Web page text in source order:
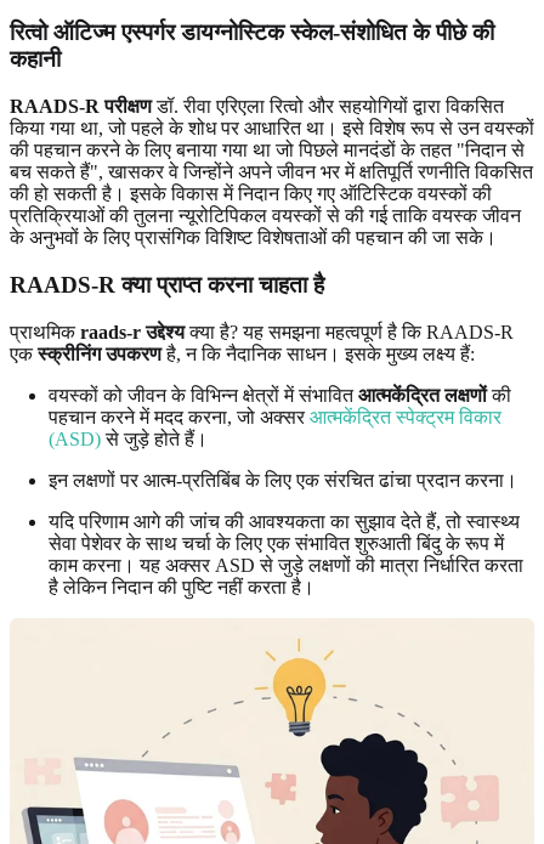
रित्वो ऑटिज्म एस्पर्गर डायग्नोस्टिक स्केल-संशोधित के पीछे की
कहानी
RAADS-R परीक्षणडॉ. रीवा एरिएला रित्वो और सहयोगियों द्वारा विकसित
किया गया था, जो पहले के शोध पर आधारित था। इसे विशेष रूप से उन वयस्कों
की पहचान करने के लिए बनाया गया था जो पिछले मानदंडों के तहत "निदान से
बच सकते हैं", खासकर वे जिन्होंने अपने जीवन भर में क्षतिपूर्ति रणनीति विकसित
की हो सकती है। इसके विकास में निदान किए गए ऑटिस्टिक वयस्कों की
प्रतिक्रियाओं की तुलना न्यूरोटिपिकल वयस्कों से की गई ताकि वयस्क जीवन
के अनुभवों के लिए प्रासंगिक विशिष्ट विशेषताओं की पहचान की जा सके।
RAADS-R क्या प्राप्त करना चाहता है
प्राथमिकraads-r उद्देश्यक्या है? यह समझना महत्वपूर्ण है कि RAADS-R
एकस्क्रीनिंग उपकरणहै, न कि नैदानिक ​​साधन। इसके मुख्य लक्ष्य हैं:
वयस्कों को जीवन के विभिन्न क्षेत्रों में संभावितआत्मकेंद्रित लक्षणोंकी
पहचान करने में मदद करना, जो अक्सरआत्मकेंद्रित स्पेक्ट्रम विकार
(ASD)से जुड़े होते हैं।
इन लक्षणों पर आत्म-प्रतिबिंब के लिए एक संरचित ढांचा प्रदान करना।
यदि परिणाम आगे की जांच की आवश्यकता का सुझाव देते हैं, तो स्वास्थ्य
सेवा पेशेवर के साथ चर्चा के लिए एक संभावित शुरुआती बिंदु के रूप में
काम करना। यह अक्सर ASD से जुड़े लक्षणों की मात्रा निर्धारित करता
है लेकिन निदान की पुष्टि नहीं करता है।